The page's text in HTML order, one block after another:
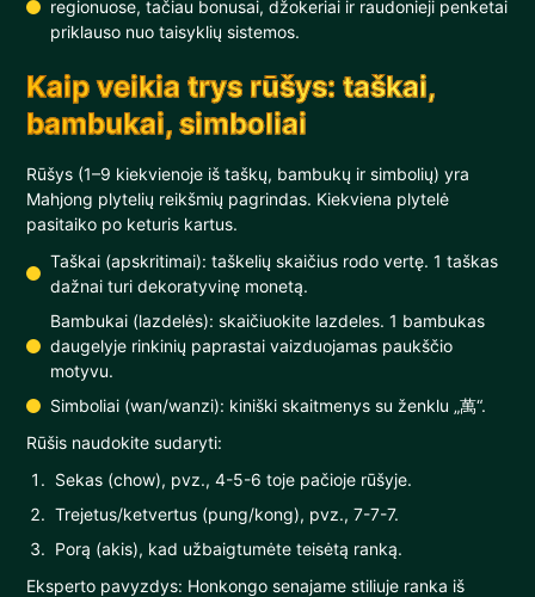
regionuose, tačiau bonusai, džokeriai ir raudonieji penketai
priklauso nuo taisyklių sistemos.
Kaip veikia trys rūšys: taškai,
bambukai, simboliai
Rūšys (1–9 kiekvienoje iš taškų, bambukų ir simbolių) yra
Mahjong plytelių reikšmių pagrindas. Kiekviena plytelė
pasitaiko po keturis kartus.
Taškai (apskritimai): taškelių skaičius rodo vertę. 1 taškas
dažnai turi dekoratyvinę monetą.
Bambukai (lazdelės): skaičiuokite lazdeles. 1 bambukas
daugelyje rinkinių paprastai vaizduojamas paukščio
motyvu.
Simboliai (wan/wanzi): kiniški skaitmenys su ženklu „萬“.
Rūšis naudokite sudaryti:
Sekas (chow), pvz., 4-5-6 toje pačioje rūšyje.
Trejetus/ketvertus (pung/kong), pvz., 7-7-7.
Porą (akis), kad užbaigtumėte teisėtą ranką.
Eksperto pavyzdys: Honkongo senajame stiliuje ranka iš